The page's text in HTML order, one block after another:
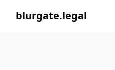
blurgate.legal